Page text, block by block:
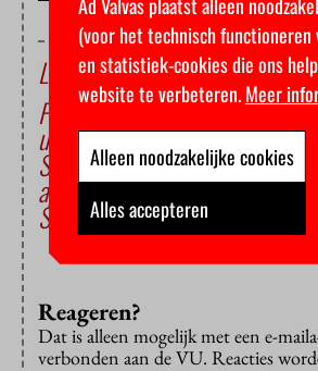
Lees ook
Pokémon infiltreren in
universiteiten
Studente werkt mee aan hippe
app
Studenten ontwerpen apps
Reageren?
Dat is alleen mogelijk met een e-
verbonden aan de VU. Reacties
(voor het technisch functioneren
en statistiek-cookies die ons
website te verbeteren.Meer
Alleen noodzakelijke cookies
Alles accepteren